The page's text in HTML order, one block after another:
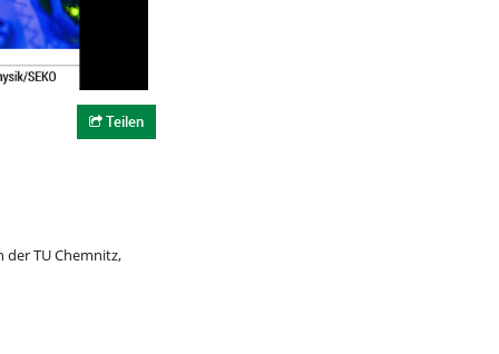
Teilen
der TU Chemnitz,